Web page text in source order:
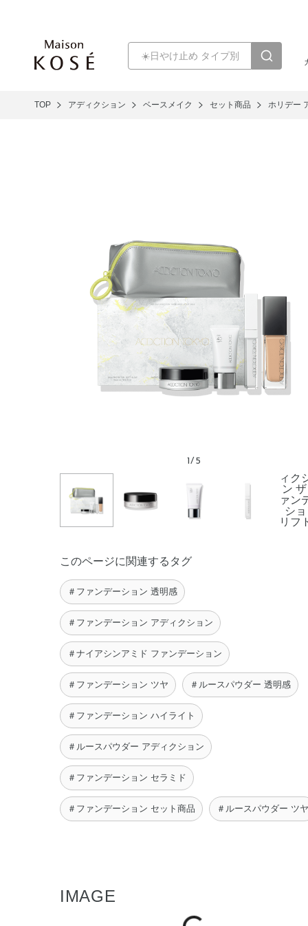
TOP アディクション ベースメイク セット商品 ホリデー
1/ 5
このページに関連するタグ
＃ファンデーション 透明感
＃ファンデーション アディクション
＃ナイアシンアミド ファンデーション
＃ファンデーション ツヤ ＃ルースパウダー 透明感
＃ファンデーション ハイライト
＃ルースパウダー アディクション
＃ファンデーション セラミド
＃ファンデーション セット商品 ＃ルースパウダー ツヤ
IMAGE